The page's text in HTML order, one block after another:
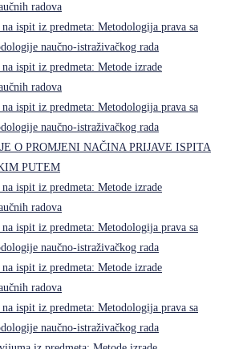
radova
ispit iz predmeta: Metodologija prava sa
naučno-istraživačkog rada
ispit iz predmeta: Metode izrade
radova
ispit iz predmeta: Metodologija prava sa
naučno-istraživačkog rada
O PROMJENI NAČINA PRIJAVE ISPITA
PUTEM
ispit iz predmeta: Metode izrade
radova
ispit iz predmeta: Metodologija prava sa
naučno-istraživačkog rada
ispit iz predmeta: Metode izrade
radova
ispit iz predmeta: Metodologija prava sa
naučno-istraživačkog rada